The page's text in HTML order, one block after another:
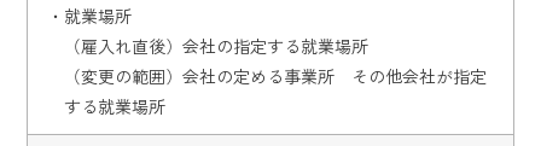
・就業場所
（雇入れ直後）会社の指定する就業場所
（変更の範囲）会社の定める事業所 その他会社が指定
する就業場所